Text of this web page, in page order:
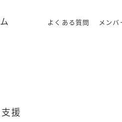
よくある質問 メンバ
援